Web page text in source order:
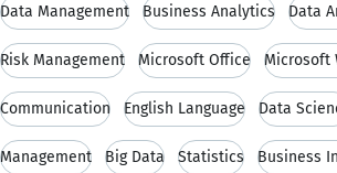
Data Management Business Analytics Data
Risk Management Microsoft Office Microsoft
Communication English Language Data
Management Big Data Statistics Business